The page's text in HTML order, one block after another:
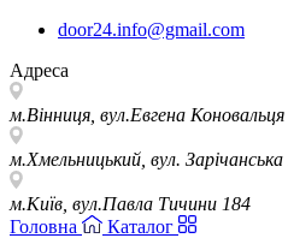
door24.info@gmail.com
Адреса
м.Вінниця, вул.Евгена Коновальця
м.Хмельницький, вул.
м.Київ, вул.Павла Тичини 184
Головна
Каталог